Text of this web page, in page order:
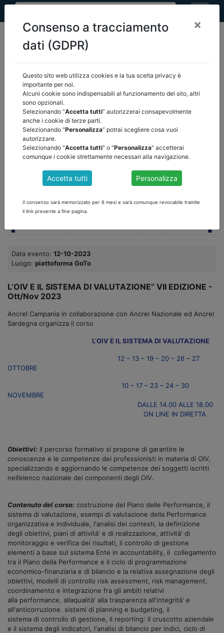
home eventi/torna indietro
EVENTI
Data evento: 12-10-2023
Luogo: piattoforma GoTo
L’OIV E IL SISTEMA DI VALUTAZIONE” VII EDIZIONE -
Ott/Nov 2023
Ancrel Campania in collaborazione con Ancrel Nazionale ed Ancrel
Sardegna organizza il corso
L’OIV E IL SISTEMA DI VALUTAZIONE
12 – 13 – 19 – 20 – 26 – 27
OTTOBRE
10 – 17 – 23 – 24 – 30
NOVEMBRE
DALLE 14.00 ALLE 18.00
ON LINE IN DIRETTA
Obiettivi: Il percorso formativo si propone di garantire le
conoscenze e le competenze dei professionisti in materia di OIV,
specializzando e aggiornando le competenze dei soggetti iscritti
nell’elenco nazionale dei componenti degli OIV.
Contenuto del corso: costruzione del Piano delle Performance, il
sistema di valutazione, esempi di valutazione della Performance
organizzativa e individuale, l'analisi dei contesti, la definizione
degli obiettivi, piani di attività' e di realizzazione, attività' di
monitoraggio e verifica dei risultati, il controllo di gestione
elementi a base sul sistema Ente in accountability, il collegamento
tra il Piano della Performance e il ciclo di programmazione
economico-finanziaria e di bilancio e la relativa assegnazione degli
obiettivi, modelli di controllo risk assessment, risk management,
coordinamento e integrazione fra gli ambiti relativi
alla performance, allaqualità' alla trasparenza all'integrità' e
all'anticorruzione. sistemi di planning e budgeting, il
sistema di controllo di gestione, il reporting: il cruscotto aziendale
e il sistema degli indicatori, l'analisi di bilancio per indici, ciclo di
Consenso a tracciamento
dati (GDPR)
×
Questo sito web utilizza cookies e la tua scelta privacy è
importante per noi.
Alcuni cookie sono indispensabili al funzionamento del sito, altri
sono opzionali.
Selezionando “Accetta tutti” autorizzerai consapevolmente
anche i cookie di terze parti.
Selezionando “Personalizza” potrai scegliere cosa vuoi
autorizzare.
Selezionando "Accetta tutti" o "Personalizza" accetterai
comunque i cookie strettamente necessari alla navigazione.
Accetta tutti Personalizza
Il consenso sarà memorizzato per 6 mesi e sarà comunque revocabile tramite
il link presente a fine pagina.